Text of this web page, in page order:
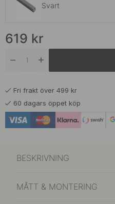
Svart
Aluminium
619 kr
Fri frakt över 499 kr
60 dagars öppet köp
BESKRIVNING
MÅTT & MONTERING